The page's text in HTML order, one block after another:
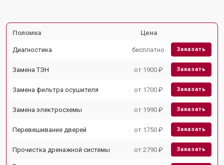
Поломка Цена
Диагностика бесплатно Заказать
Замена ТЭН от 1900 ₽ Заказать
Замена фильтра осушителя от 1700 ₽ Заказать
Замена электросхемы от 1990 ₽ Заказать
Перевешивание дверей от 1750 ₽ Заказать
Прочистка дренажной системы от 2790 ₽ Заказать